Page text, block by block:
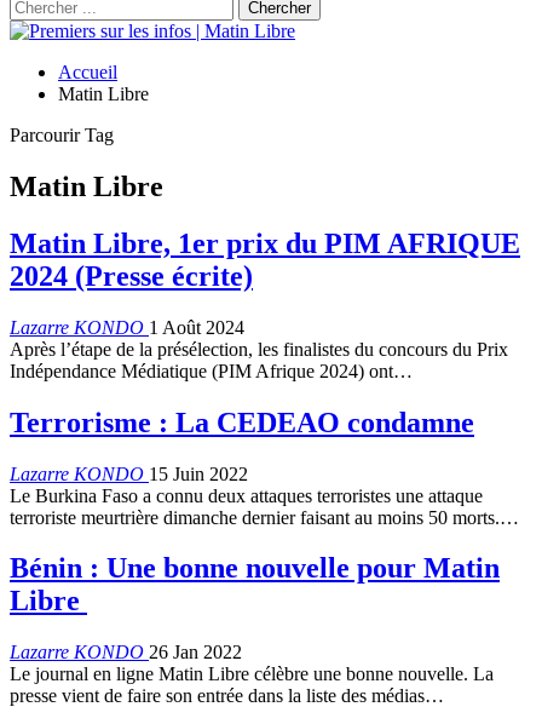
Accueil
Matin Libre
Parcourir Tag
Matin Libre
Matin Libre, 1er prix du PIM AFRIQUE
2024 (Presse écrite)
Lazarre KONDO 1 Août 2024
Après l’étape de la présélection, les finalistes du concours du Prix
Indépendance Médiatique (PIM Afrique 2024) ont…
Terrorisme : La CEDEAO condamne
Lazarre KONDO 15 Juin 2022
Le Burkina Faso a connu deux attaques terroristes une attaque
terroriste meurtrière dimanche dernier faisant au moins 50 morts.…
Bénin : Une bonne nouvelle pour Matin
Libre
Lazarre KONDO 26 Jan 2022
Le journal en ligne Matin Libre célèbre une bonne nouvelle. La
presse vient de faire son entrée dans la liste des médias…